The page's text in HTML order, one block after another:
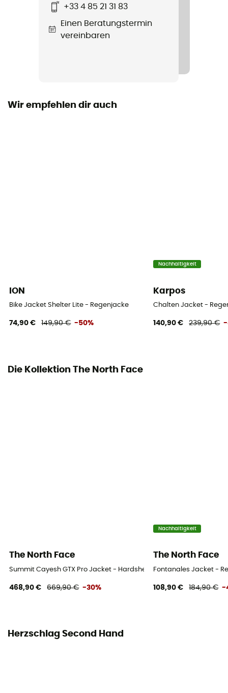
Wasserdichtigkeit
Doublure : 100 % polyester / Tissu extérieur : 100 % nylon
Belüftungsreißverschlüsse
+33 4 85 21 31 83
Einen Beratungstermin
vereinbaren
Wir empfehlen dir auch
ION
Bike Jacket Shelter Lite - Regenjacke
74,90 € 149,90 € -50%
Nachhaltigkeit
Karpos
Chalten Jacket -
140,90 € 239,90 € -
Die Kollektion The North Face
The North Face
Summit Cayesh GTX Pro Jacket - Hardshelljacke - Herren
468,90 € 669,90 € -30%
Nachhaltigkeit
The North Face
Fontanales Jacket -
108,90 € 184,90 € -
Herzschlag Second Hand